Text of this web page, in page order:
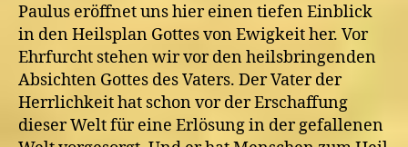
Paulus eröffnet uns hier einen tiefen Einblick
in den Heilsplan Gottes von Ewigkeit her. Vor
Ehrfurcht stehen wir vor den heilsbringenden
Absichten Gottes des Vaters. Der Vater der
Herrlichkeit hat schon vor der Erschaffung
dieser Welt für eine Erlösung in der gefallenen